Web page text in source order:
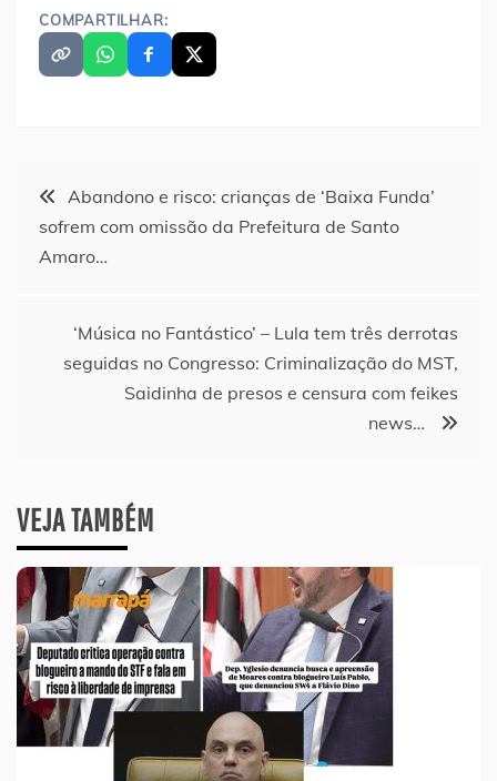
COMPARTILHAR:
Navegação
de
Abandono e risco: crianças de ‘Baixa Funda’
sofrem com omissão da Prefeitura de Santo
Amaro…
‘Música no Fantástico’ – Lula tem três derrotas
seguidas no Congresso: Criminalização do MST,
Saidinha de presos e censura com feikes
news…
VEJA TAMBÉM